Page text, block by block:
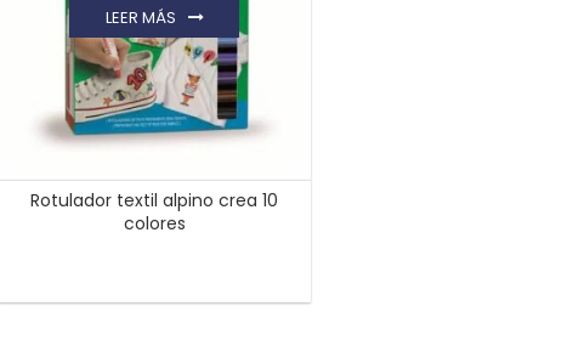
Rotulador textil alpino crea 10
colores
LEER MÁS